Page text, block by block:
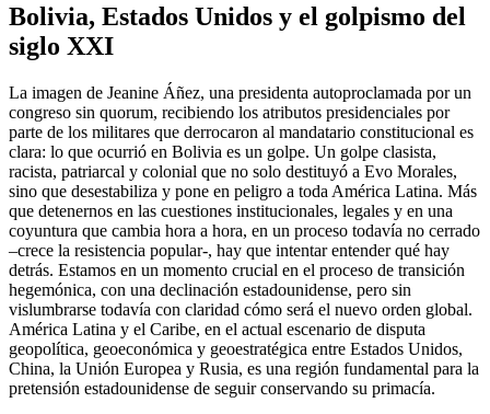
Bolivia, Estados Unidos y el golpismo del
siglo XXI
La imagen de Jeanine Áñez, una presidenta autoproclamada por un
congreso sin quorum, recibiendo los atributos presidenciales por
parte de los militares que derrocaron al mandatario constitucional es
clara: lo que ocurrió en Bolivia es un golpe. Un golpe clasista,
racista, patriarcal y colonial que no solo destituyó a Evo Morales,
sino que desestabiliza y pone en peligro a toda América Latina. Más
que detenernos en las cuestiones institucionales, legales y en una
coyuntura que cambia hora a hora, en un proceso todavía no cerrado
–crece la resistencia popular-, hay que intentar entender qué hay
detrás. Estamos en un momento crucial en el proceso de transición
hegemónica, con una declinación estadounidense, pero sin
vislumbrarse todavía con claridad cómo será el nuevo orden global.
América Latina y el Caribe, en el actual escenario de disputa
geopolítica, geoeconómica y geoestratégica entre Estados Unidos,
China, la Unión Europea y Rusia, es una región fundamental para la
pretensión estadounidense de seguir conservando su primacía.